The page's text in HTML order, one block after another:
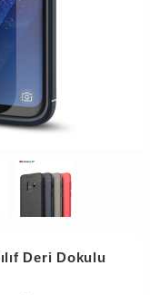
Deri Dokulu